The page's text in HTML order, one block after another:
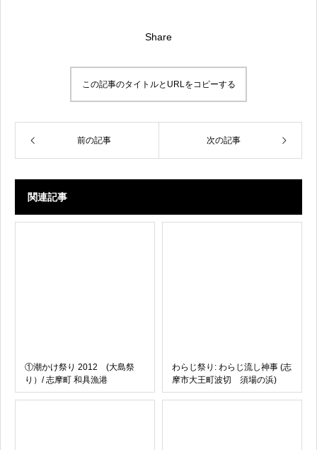
Share
この記事のタイトルとURLをコピーする
前の記事 次の記事
関連記事
①潮かけ祭り 2012 (大島祭
り）/ 志摩町 和具漁港
わらじ祭り: わらじ流し神事 (志
摩市大王町波切 須場の浜)